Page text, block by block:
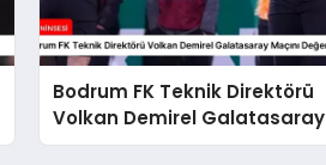
Bodrum FK Teknik Direktörü
Volkan Demirel Galatasaray
Maçını Değerlendirdi